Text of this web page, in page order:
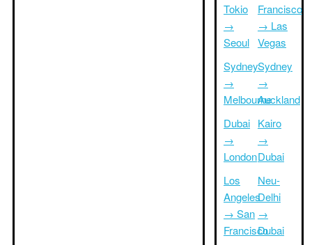
Tokio
→
Seoul
Sydney
→
Melbourne
Dubai
→
London
Los
Angeles
→ San
Francisco
Francisco
→ Las
Vegas
Sydney
→
Auckland
Kairo
→
Dubai
Neu-
Delhi
→
Dubai